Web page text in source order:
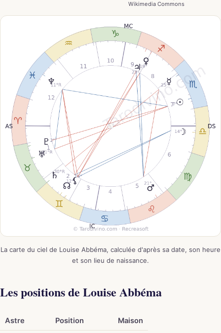
Wikimedia Commons
La carte du ciel de Louise Abbéma, calculée d'après sa date, son heure
et son lieu de naissance.
Les positions de Louise Abbéma
Astre Position Maison